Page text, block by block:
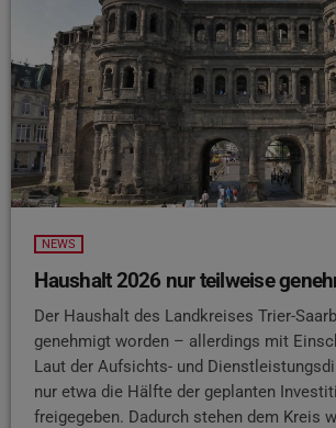
NEWS
Haushalt 2026 nur teilweise
Der Haushalt des Landkreises Trier-
genehmigt worden – allerdings mit
Laut der Aufsichts- und
nur etwa die Hälfte der geplanten
freigegeben. Dadurch stehen dem Kreis